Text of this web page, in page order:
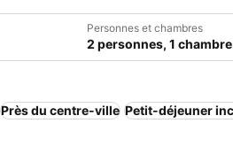
Personnes et chambres
2 personnes, 1 chambre
Près du centre-ville Petit-déjeuner